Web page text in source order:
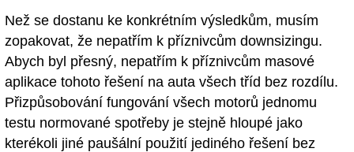
Než se dostanu ke konkrétním výsledkům, musím
zopakovat, že nepatřím k příznivcům downsizingu.
Abych byl přesný, nepatřím k příznivcům masové
aplikace tohoto řešení na auta všech tříd bez rozdílu.
Přizpůsobování fungování všech motorů jednomu
testu normované spotřeby je stejně hloupé jako
kterékoli jiné paušální použití jediného řešení bez